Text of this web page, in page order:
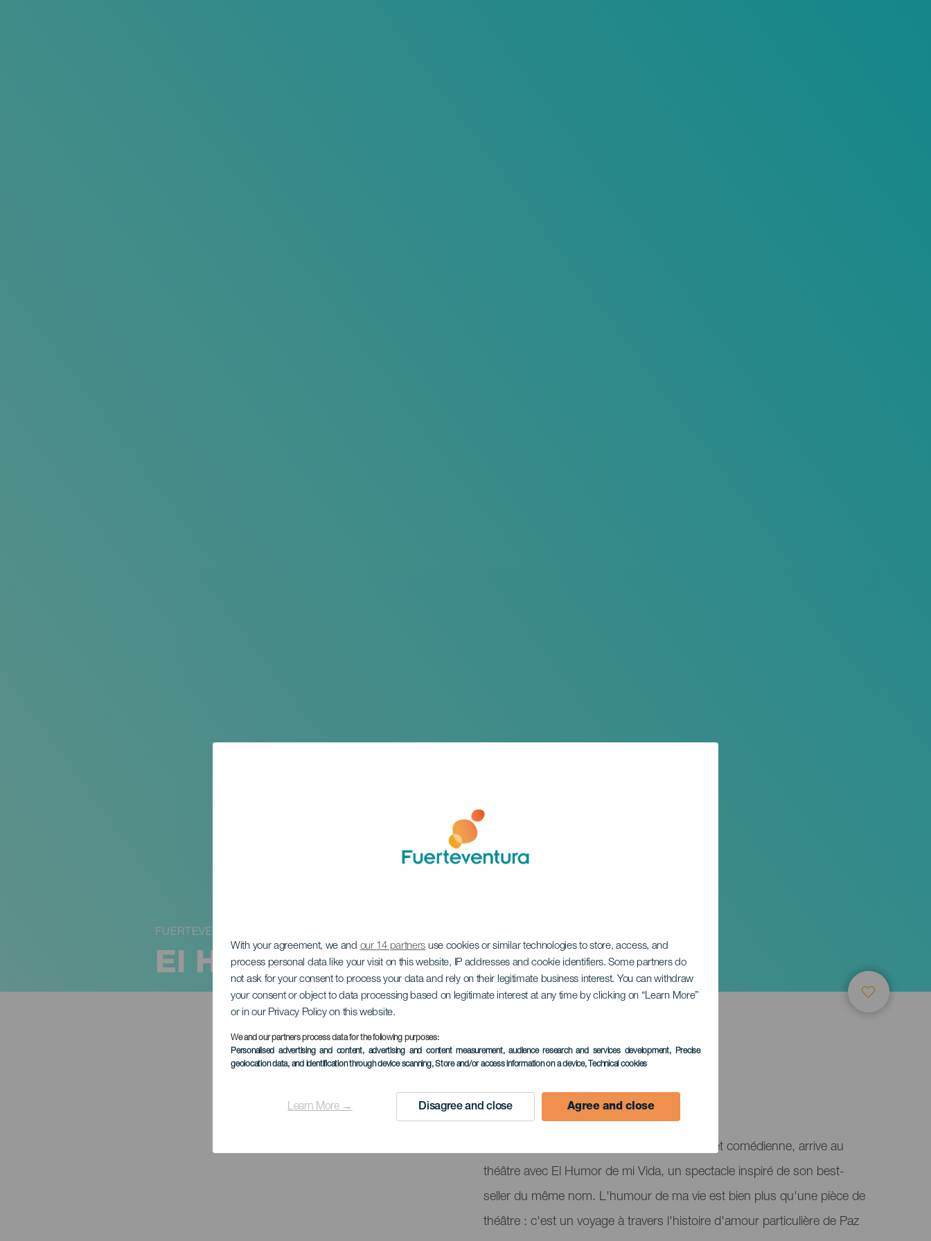
With your agreement, we and our 14 partners use cookies or similar technologies to store, access, and
process personal data like your visit on this website, IP addresses and cookie identifiers. Some partners do
not ask for your consent to process your data and rely on their legitimate business interest. You can withdraw
your consent or object to data processing based on legitimate interest at any time by clicking on “Learn More”
or in our Privacy Policy on this website.
We and our partners process data for the following purposes:
Personalised advertising and content, advertising and content measurement, audience research and services development, Precise
geolocation data, and identification through device scanning, Store and/or access information on a device, Technical cookies
Learn More → Disagree and close Agree and close
El Humor de mi vida
FUERTEVENTURA
ÉVÉNEMENT PASSÉ
05 mai 2023
Localidad
Puerto del Rosario
del
evento
Paz Padilla, la célèbre présentatrice, actrice et comédienne, arrive au
théâtre avec El Humor de mi Vida, un spectacle inspiré de son best-
seller du même nom. L'humour de ma vie est bien plus qu'une pièce de
théâtre : c'est un voyage à travers l'histoire d'amour particulière de Paz